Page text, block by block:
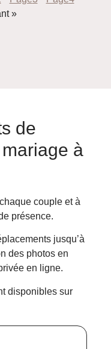
»
de
à
couple et à
présence.
jusqu’à
des photos en
en ligne.
disponibles sur